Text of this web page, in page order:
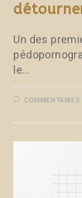
Un des
le…
COMMENTAIRES